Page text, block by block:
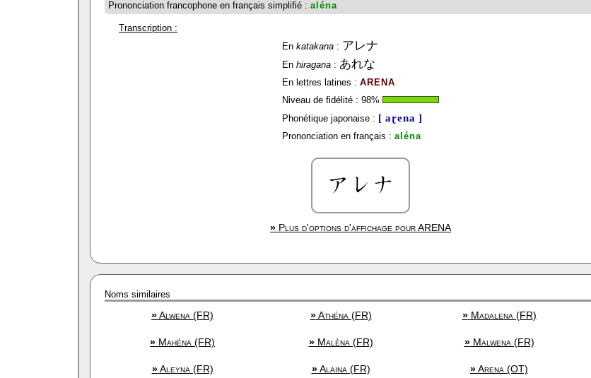
Prononciation francophone en français simplifié : aléna
Transcription :
En katakana : アレナ
En hiragana : あれな
En lettres latines : ARENA
Niveau de fidélité : 98%
Phonétique japonaise : [ aɽena ]
Prononciation en français : aléna
» Plus d'options d'affichage pourARENA
Noms similaires
»Alwena (FR) »Athéna (FR) »Madalena (FR)
» Mahéna (FR) »Malèna (FR) »Malwena (FR)
»Aleyna (FR) »Alaina (FR) »Arena (OT)